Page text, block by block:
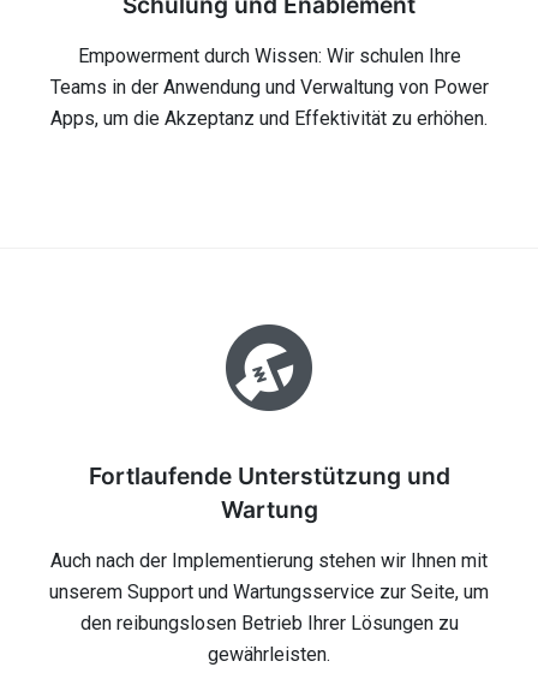
Empowerment durch Wissen: Wir schulen Ihre
Teams in der Anwendung und Verwaltung von Power
Apps, um die Akzeptanz und Effektivität zu erhöhen.
Fortlaufende Unterstützung und
Wartung
Auch nach der Implementierung stehen wir Ihnen mit
unserem Support und Wartungsservice zur Seite, um
den reibungslosen Betrieb Ihrer Lösungen zu
gewährleisten.